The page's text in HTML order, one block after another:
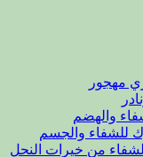
مهجور
والهضم
للشفاء والجسم